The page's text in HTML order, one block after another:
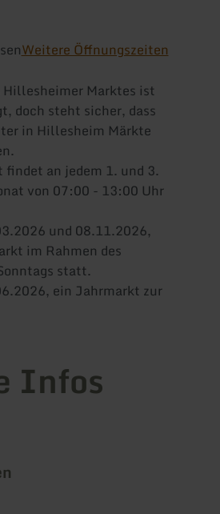
Weitere Öffnungszeiten
Hillesheimer Marktes ist
doch steht sicher, dass
in Hillesheim Märkte
findet an jedem 1. und 3.
von 07:00 - 13:00 Uhr
und 08.11.2026,
im Rahmen des
statt.
ein Jahrmarkt zur
Infos